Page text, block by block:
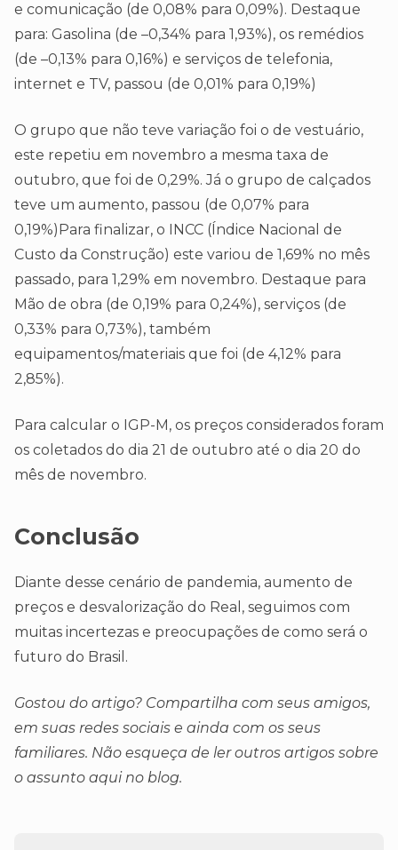
e comunicação (de 0,08% para 0,09%). Destaque
para: Gasolina (de –0,34% para 1,93%), os remédios
(de –0,13% para 0,16%) e serviços de telefonia,
internet e TV, passou (de 0,01% para 0,19%)
O grupo que não teve variação foi o de vestuário,
este repetiu em novembro a mesma taxa de
outubro, que foi de 0,29%. Já o grupo de calçados
teve um aumento, passou (de 0,07% para
0,19%)Para finalizar, o INCC (Índice Nacional de
Custo da Construção) este variou de 1,69% no mês
passado, para 1,29% em novembro. Destaque para
Mão de obra (de 0,19% para 0,24%), serviços (de
0,33% para 0,73%), também
equipamentos/materiais que foi (de 4,12% para
2,85%).
Para calcular o IGP-M, os preços considerados foram
os coletados do dia 21 de outubro até o dia 20 do
mês de novembro.
Conclusão
Diante desse cenário de pandemia, aumento de
preços e desvalorização do Real, seguimos com
muitas incertezas e preocupações de como será o
futuro do Brasil.
Gostou do artigo? Compartilha com seus amigos,
em suas redes sociais e ainda com os seus
familiares. Não esqueça de ler outros artigos sobre
o assunto aqui no blog.